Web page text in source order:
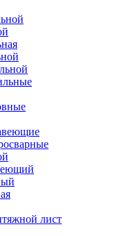
лист